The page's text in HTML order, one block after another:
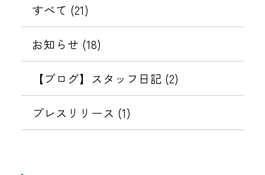
すべて (21)
お知らせ (18)
【ブログ】スタッフ日記 (2)
プレスリリース (1)